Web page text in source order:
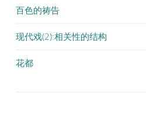
百色的祷告
现代戏(2):相关性的结构
花都